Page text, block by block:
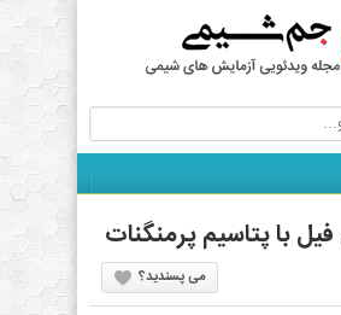
با پتاسیم پرمنگنات
می پسندید؟